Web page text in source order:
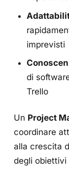
imprevisti
di
Trello
Un Project
coordinare
alla crescita
degli obiettivi